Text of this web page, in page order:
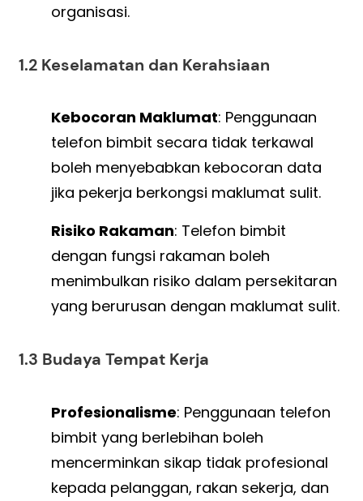
organisasi.
1.2 Keselamatan dan Kerahsiaan
Kebocoran Maklumat: Penggunaan
telefon bimbit secara tidak terkawal
boleh menyebabkan kebocoran data
jika pekerja berkongsi maklumat sulit.
Risiko Rakaman: Telefon bimbit
dengan fungsi rakaman boleh
menimbulkan risiko dalam persekitaran
yang berurusan dengan maklumat sulit.
1.3 Budaya Tempat Kerja
Profesionalisme: Penggunaan telefon
bimbit yang berlebihan boleh
mencerminkan sikap tidak profesional
kepada pelanggan, rakan sekerja, dan